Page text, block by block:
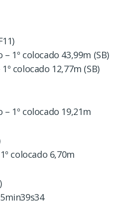
1º colocado 43,99m (SB)
colocado 12,77m (SB)
1º colocado 19,21m
colocado 6,70m